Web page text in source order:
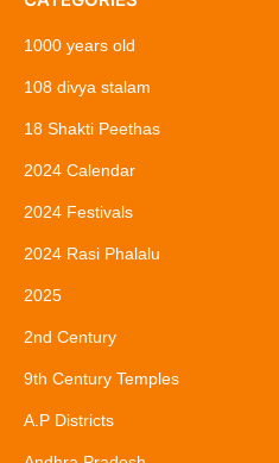
1000 years old
108 divya stalam
18 Shakti Peethas
2024 Calendar
2024 Festivals
2024 Rasi Phalalu
2025
2nd Century
9th Century Temples
A.P Districts